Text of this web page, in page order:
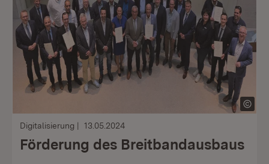
Digitalisierung 13.05.2024
Förderung des Breitbandausbaus